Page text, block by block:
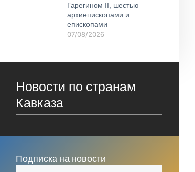
Гарегином II, шестью
архиепископами и
епископами
07/08/2026
Новости по странам
Кавказа
Подписка на новости